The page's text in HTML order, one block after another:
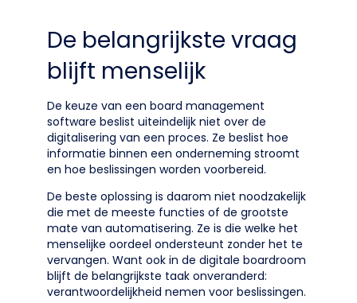
De belangrijkste vraag
blijft menselijk
De keuze van een board management
software beslist uiteindelijk niet over de
digitalisering van een proces. Ze beslist hoe
informatie binnen een onderneming stroomt
en hoe beslissingen worden voorbereid.
De beste oplossing is daarom niet noodzakelijk
die met de meeste functies of de grootste
mate van automatisering. Ze is die welke het
menselijke oordeel ondersteunt zonder het te
vervangen. Want ook in de digitale boardroom
blijft de belangrijkste taak onveranderd:
verantwoordelijkheid nemen voor beslissingen.